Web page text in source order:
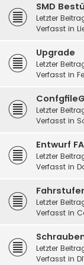
SMD
Letzter
Verfasst in
Upgrade
Letzter
Verfasst in
Letzter
Verfasst in
Entwurf
Letzter
Verfasst in
Letzter
Verfasst in
Letzter
Verfasst in